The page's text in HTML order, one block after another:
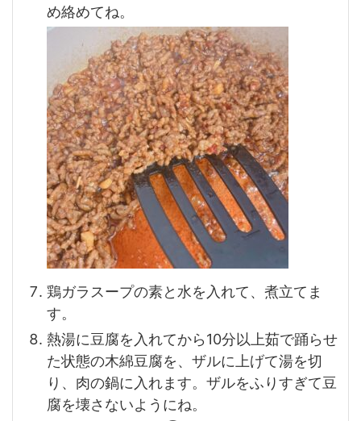
め絡めてね。
鶏ガラスープの素と水を入れて、煮立てま
す。
熱湯に豆腐を入れてから10分以上茹で踊らせ
た状態の木綿豆腐を、ザルに上げて湯を切
り、肉の鍋に入れます。ザルをふりすぎて豆
腐を壊さないようにね。